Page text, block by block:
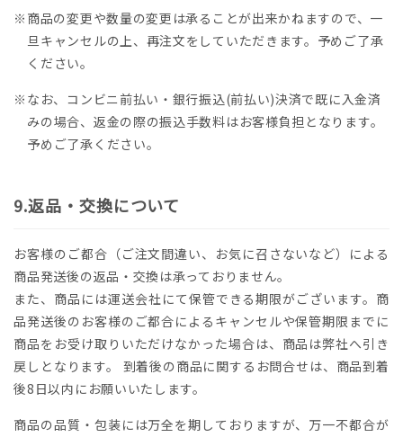
※商品の変更や数量の変更は承ることが出来かねますので、一
旦キャンセルの上、再注文をしていただきます。予めご了承
ください。
※なお、コンビニ前払い・銀行振込(前払い)決済で既に入金済
みの場合、返金の際の振込手数料はお客様負担となります。
予めご了承ください。
返品・交換について
お客様のご都合（ご注文間違い、お気に召さないなど）による
商品発送後の返品・交換は承っておりません。
また、商品には運送会社にて保管できる期限がございます。商
品発送後のお客様のご都合によるキャンセルや保管期限までに
商品をお受け取りいただけなかった場合は、商品は弊社へ引き
戻しとなります。 到着後の商品に関するお問合せは、商品到着
後8日以内にお願いいたします。
商品の品質・包装には万全を期しておりますが、万一不都合が